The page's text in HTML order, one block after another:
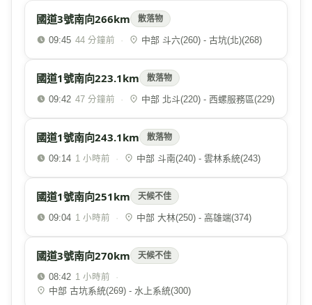
國道3號南向266km 散落物
09:45 44 分鐘前 · 中部 斗六(260) - 古坑(北)(268)
國道1號南向223.1km 散落物
09:42 47 分鐘前 · 中部 北斗(220) - 西螺服務區(229)
國道1號南向243.1km 散落物
09:14 1 小時前 · 中部 斗南(240) - 雲林系統(243)
國道1號南向251km 天候不佳
09:04 1 小時前 · 中部 大林(250) - 高雄端(374)
國道3號南向270km 天候不佳
08:42 1 小時前
·
中部 古坑系統(269) - 水上系統(300)